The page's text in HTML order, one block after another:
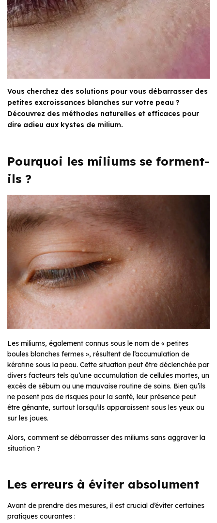
Vous cherchez des solutions pour vous débarrasser des
petites excroissances blanches sur votre peau ?
Découvrez des méthodes naturelles et efficaces pour
dire adieu aux kystes de milium.
Pourquoi les miliums se forment-
ils ?
Les miliums, également connus sous le nom de « petites
boules blanches fermes », résultent de l’accumulation de
kératine sous la peau. Cette situation peut être déclenchée par
divers facteurs tels qu’une accumulation de cellules mortes, un
excès de sébum ou une mauvaise routine de soins. Bien qu’ils
ne posent pas de risques pour la santé, leur présence peut
être gênante, surtout lorsqu’ils apparaissent sous les yeux ou
sur les joues.
Alors, comment se débarrasser des miliums sans aggraver la
situation ?
Les erreurs à éviter absolument
Avant de prendre des mesures, il est crucial d’éviter certaines
pratiques courantes :